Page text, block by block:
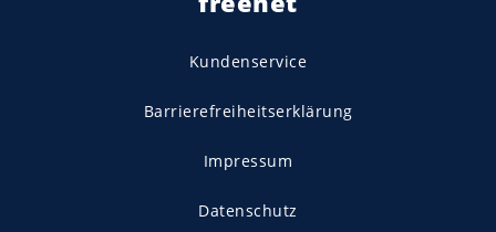
Kundenservice
Barrierefreiheitserklärung
Impressum
Datenschutz